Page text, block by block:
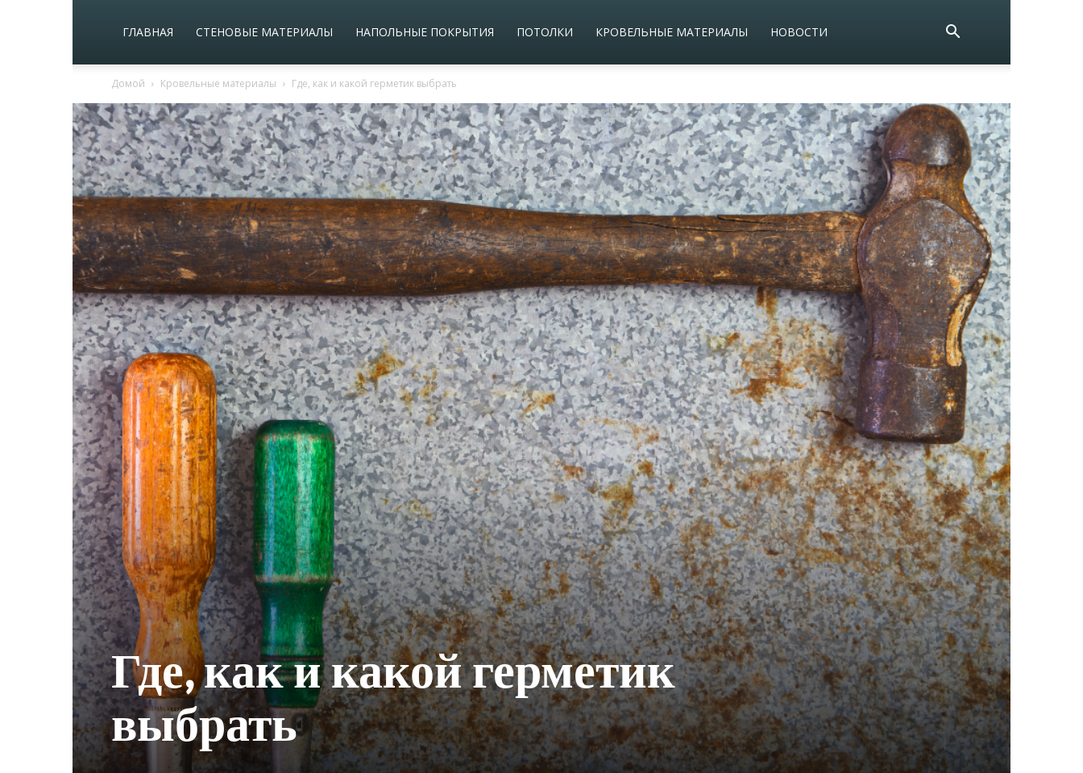
ГЛАВНАЯ СТЕНОВЫЕ МАТЕРИАЛЫ НАПОЛЬНЫЕ ПОКРЫТИЯ ПОТОЛКИ КРОВЕЛЬНЫЕ МАТЕРИАЛЫ НОВОСТИ
Домой Кровельные материалы Где, как и какой герметик выбрать
Где, как и какой герметик
выбрать